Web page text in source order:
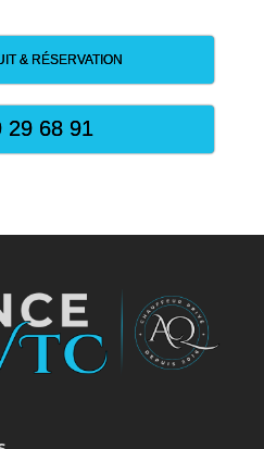
& RÉSERVATION
29 68 91